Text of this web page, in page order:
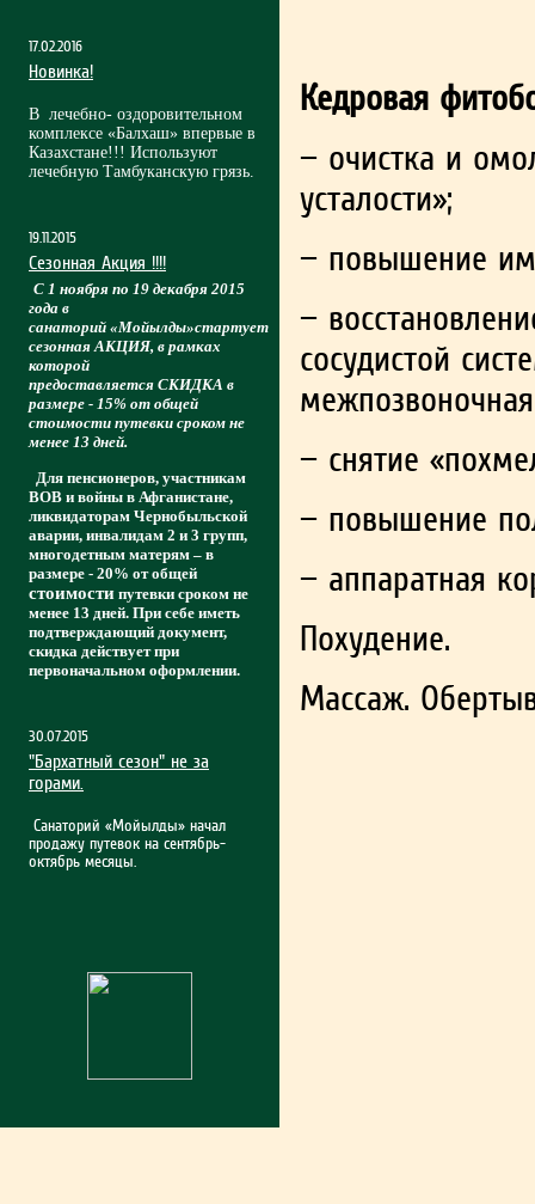
17.02.2016
Новинка!
В лечебно- оздоровительном
комплексе «Балхаш» впервые в
Казахстане!!! Используют
лечебную Тамбуканскую грязь.
19.11.2015
Cезонная Акция !!!!
С 1 ноября по 19 декабря 2015
года в
санаторий «Мойылды»стартует
сезонная АКЦИЯ, в рамках
которой
предоставляется СКИДКА в
размере - 15% от общей
стоимости путевки сроком не
менее 13 дней.
Для пенсионеров, участникам
ВОВ и войны в Афганистане,
ликвидаторам Чернобыльской
аварии, инвалидам 2 и 3 групп,
многодетным матерям – в
размере - 20% от общей
стоимости путевки сроком не
менее 13 дней. При себе иметь
подтверждающий документ,
скидка действует при
первоначальном оформлении.
30.07.2015
"Бархатный сезон" не за
горами.
Санаторий «Мойылды» начал
продажу путевок на сентябрь-
октябрь месяцы.
Кедровая
— очистка и
усталости»;
— повышение
—
сосудистой
— снятие
— повышение
— аппаратная
Похудение.
Массаж.